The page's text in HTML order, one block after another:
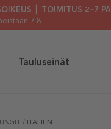
┃ TOIMITUS 2–7
7.8.
Tauluseinät
/ ITALIEN